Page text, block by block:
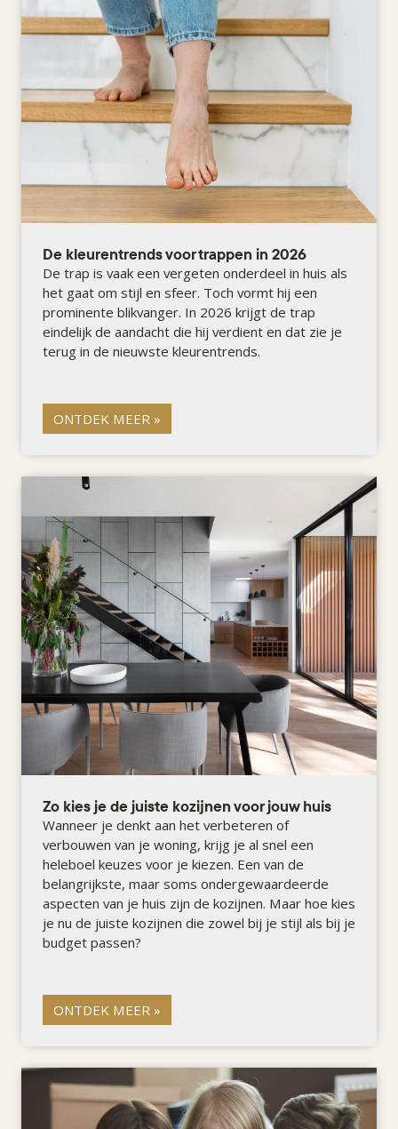
De kleurentrends voor trappen in 2026
De trap is vaak een vergeten onderdeel in huis als
het gaat om stijl en sfeer. Toch vormt hij een
prominente blikvanger. In 2026 krijgt de trap
eindelijk de aandacht die hij verdient en dat zie je
terug in de nieuwste kleurentrends.
ONTDEK MEER »
Zo kies je de juiste kozijnen voor jouw huis
Wanneer je denkt aan het verbeteren of
verbouwen van je woning, krijg je al snel een
heleboel keuzes voor je kiezen. Een van de
belangrijkste, maar soms ondergewaardeerde
aspecten van je huis zijn de kozijnen. Maar hoe kies
je nu de juiste kozijnen die zowel bij je stijl als bij je
budget passen?
ONTDEK MEER »